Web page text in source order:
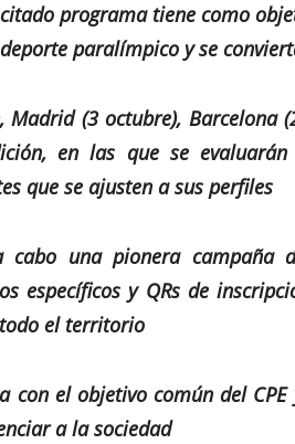
programa tiene como
paralímpico y se
Madrid (3 octubre), Barcelona
en las que se
que se ajusten a sus perfiles
cabo una pionera campaña
específicos y QRs de
el territorio
con el objetivo común del
a la sociedad